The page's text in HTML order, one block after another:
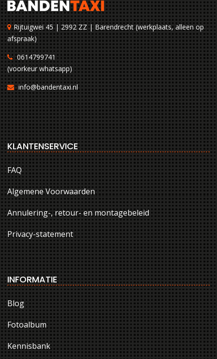
Rijtuigwei 45 | 2992 ZZ | Barendrecht (werkplaats, alleen op
afspraak)
0614799741
(voorkeur whatsapp)
info@bandentaxi.nl
KLANTENSERVICE
FAQ
Algemene Voorwaarden
Annulering-, retour- en montagebeleid
Privacy-statement
INFORMATIE
Blog
Fotoalbum
Kennisbank